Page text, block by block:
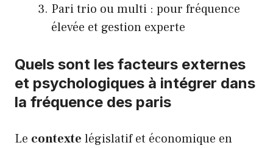
Pari trio ou multi : pour fréquence
élevée et gestion experte
Quels sont les facteurs externes
et psychologiques à intégrer dans
la fréquence des paris
Le contexte législatif et économique en